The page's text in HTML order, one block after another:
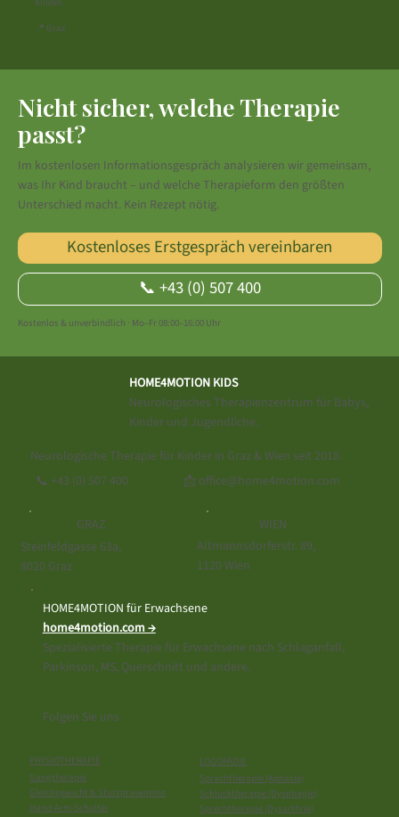
📍 Graz
Nicht sicher, welche Therapie
passt?
Im kostenlosen Informationsgespräch analysieren wir gemeinsam,
was Ihr Kind braucht – und welche Therapieform den größten
Unterschied macht. Kein Rezept nötig.
Kostenloses Erstgespräch vereinbaren
📞 +43 (0) 507 400
Kostenlos & unverbindlich · Mo–Fr 08:00–16:00 Uhr
PHYSIOTHERAPIE
Gangtherapie
Gleichgewicht & Sturzpravention
Hand-Arm-Schulter
LOGOPÄDIE
Sprachtherapie (Aphasie)
Schlucktherapie (Dysphagie)
Sprechtherapie (Dysarthrie)
HOME4MOTION KIDS
Neurologisches Therapienzentrum für Babys,
Kinder und Jugendliche.
Neurologische Therapie für Kinder in Graz & Wien seit 2018.
📞 +43 (0) 507 400 📩 office@home4motion.com
GRAZ
Steinfeldgasse 63a,
8020 Graz
WIEN
Altmannsdorferstr. 89,
1120 Wien
HOME4MOTION für Erwachsene
home4motion.com →
Spezialisierte Therapie für Erwachsene nach Schlaganfall,
Parkinson, MS, Querschnitt und andere.
Folgen Sie uns